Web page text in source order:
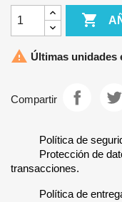

 Últimas unidades
Compartir
Política de
Protección de
transacciones.
Política de